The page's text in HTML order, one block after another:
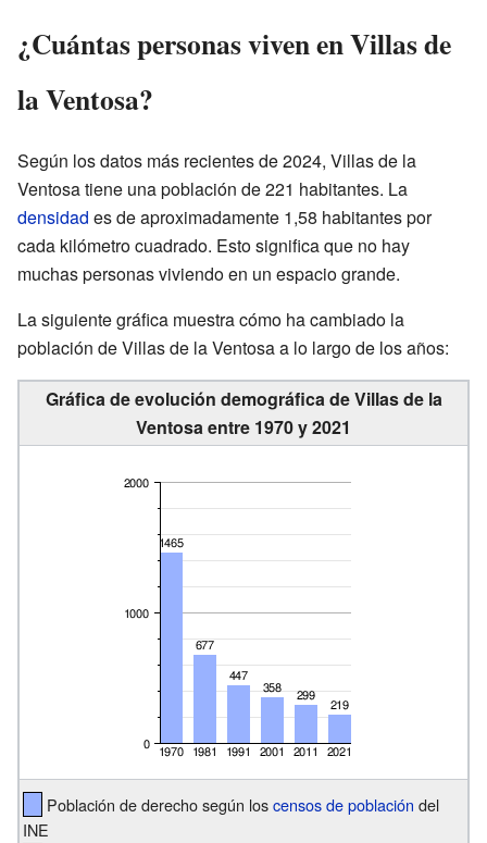
¿Cuántas personas viven en Villas de
la Ventosa?
Según los datos más recientes de 2024, Villas de la
Ventosa tiene una población de 221 habitantes. La
densidad es de aproximadamente 1,58 habitantes por
cada kilómetro cuadrado. Esto significa que no hay
muchas personas viviendo en un espacio grande.
La siguiente gráfica muestra cómo ha cambiado la
población de Villas de la Ventosa a lo largo de los años:
Gráfica de evolución demográfica de Villas de la
Ventosa entre 1970 y 2021
Población de derecho según loscensos de población del
INE